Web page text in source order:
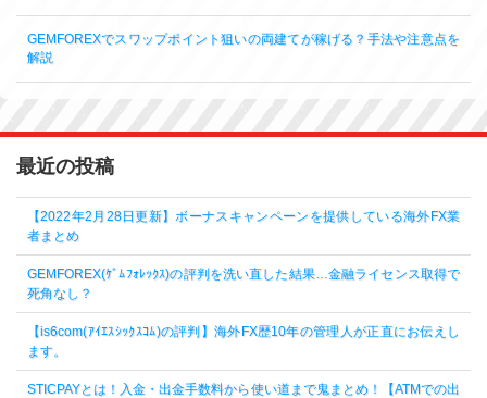
GEMFOREXでスワップポイント狙いの両建てが稼げる？手法や注意点を
解説
最近の投稿
【2022年2月28日更新】ボーナスキャンペーンを提供している海外FX業
者まとめ
GEMFOREX(ｹﾞﾑﾌｫﾚｯｸｽ)の評判を洗い直した結果…金融ライセンス取得で
死角なし？
【is6com(ｱｲｴｽｼｯｸｽｺﾑ)の評判】海外FX歴10年の管理人が正直にお伝えし
ます。
STICPAYとは！入金・出金手数料から使い道まで鬼まとめ！【ATMでの出